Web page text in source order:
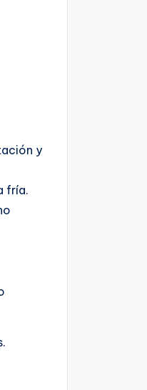
y
fría.